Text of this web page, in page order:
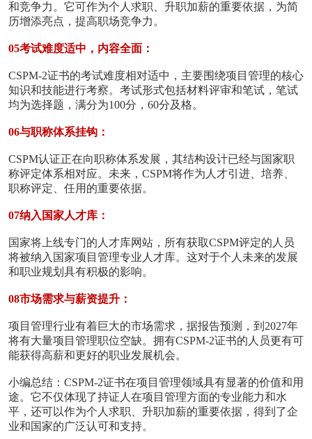
和竞争力。它可作为个人求职、升职加薪的重要依据，为简
历增添亮点，提高职场竞争力。
05考试难度适中，内容全面：
CSPM-2证书的考试难度相对适中，主要围绕项目管理的核心
知识和技能进行考察。考试形式包括材料评审和笔试，笔试
均为选择题，满分为100分，60分及格。
06与职称体系挂钩：
CSPM认证正在向职称体系发展，其结构设计已经与国家职
称评定体系相对应。未来，CSPM将作为人才引进、培养、
职称评定、任用的重要依据。
07纳入国家人才库：
国家将上线专门的人才库网站，所有获取CSPM评定的人员
将被纳入国家项目管理专业人才库。这对于个人未来的发展
和职业规划具有积极的影响。
08市场需求与薪资提升：
项目管理行业有着巨大的市场需求，据报告预测，到2027年
将有大量项目管理职位空缺。拥有CSPM-2证书的人员更有可
能获得高薪和更好的职业发展机会。
小编总结：CSPM-2证书在项目管理领域具有显著的价值和用
途。它不仅体现了持证人在项目管理方面的专业能力和水
平，还可以作为个人求职、升职加薪的重要依据，得到了企
业和国家的广泛认可和支持。